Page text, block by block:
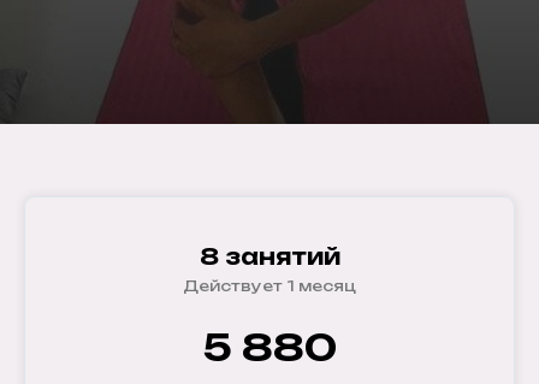
8 занятий
Действует 1 месяц
5 880